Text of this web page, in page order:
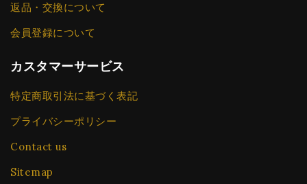
返品・交換について
会員登録について
カスタマーサービス
特定商取引法に基づく表記
プライバシーポリシー
Contact us
Sitemap